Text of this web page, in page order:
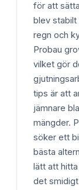
för att
blev stabilt
regn och
Probau
vilket gör
tips är att
jämnare
mängder.
söker ett
bästa
lätt att
det